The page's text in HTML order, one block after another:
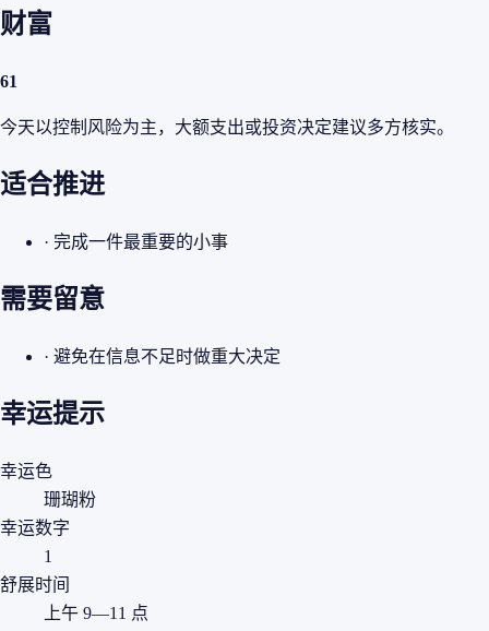
财富
61
今天以控制风险为主，大额支出或投资决定建议多方核实。
适合推进
· 完成一件最重要的小事
需要留意
· 避免在信息不足时做重大决定
幸运提示
幸运色
珊瑚粉
幸运数字
1
舒展时间
上午 9—11 点